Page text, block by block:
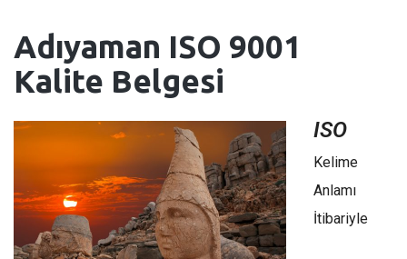
Adıyaman ISO 9001
Kalite Belgesi
ISO
Kelime
Anlamı
İtibariyle